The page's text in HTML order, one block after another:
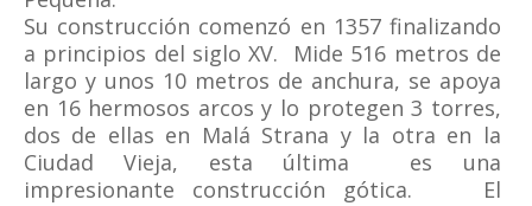
Su construcción comenzó en 1357 finalizando
a principios del siglo XV. Mide 516 metros de
largo y unos 10 metros de anchura, se apoya
en 16 hermosos arcos y lo protegen 3 torres,
dos de ellas en Malá Strana y la otra en la
Ciudad Vieja, esta última es una
impresionante construcción gótica. El